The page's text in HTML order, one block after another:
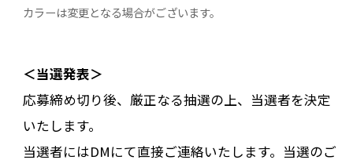
カラーは変更となる場合がございます。
＜当選発表＞
応募締め切り後、厳正なる抽選の上、当選者を決定
いたします。
当選者にはDMにて直接ご連絡いたします。当選のご